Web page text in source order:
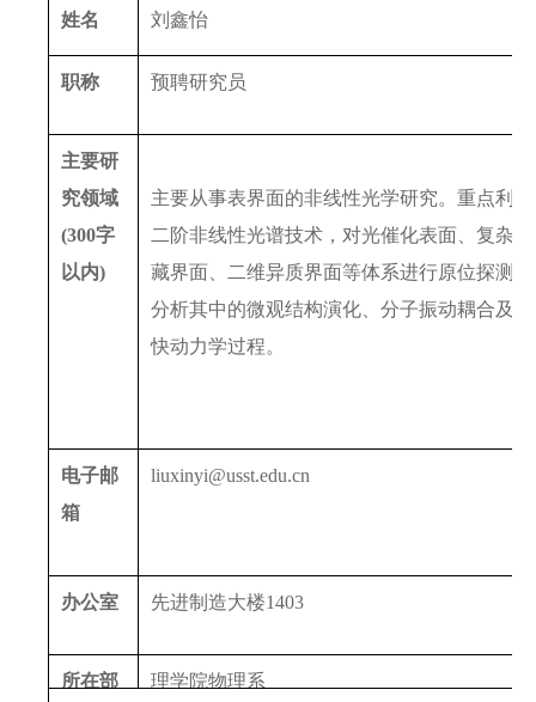
姓名 刘鑫怡
职称 预聘研究员
主要研
究领域
(300字
以内)
主要从事表界面的非线性光学研究。重点利用
二阶非线性光谱技术，对光催化表面、复杂埋
藏界面、二维异质界面等体系进行原位探测，
分析其中的微观结构演化、分子振动耦合及超
快动力学过程。
电子邮
箱
liuxinyi@usst.edu.cn
办公室 先进制造大楼1403
所在部
理学院物理系